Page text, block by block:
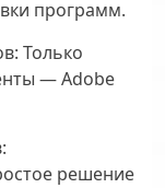
программ.
Только
— Adobe
решение